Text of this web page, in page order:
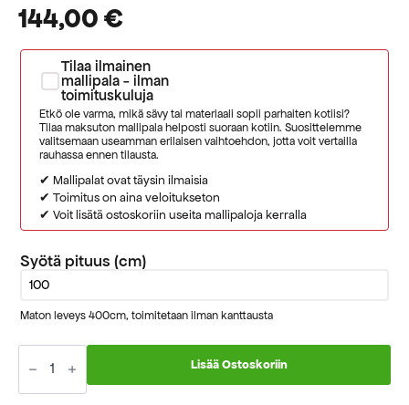
144,00€
Tilaa ilmainen
mallipala - ilman
toimituskuluja
Etkö ole varma, mikä sävy tai materiaali sopii parhaiten kotiisi?
Tilaa maksuton mallipala helposti suoraan kotiin. Suosittelemme
valitsemaan useamman erilaisen vaihtoehdon, jotta voit vertailla
rauhassa ennen tilausta.
✔ Mallipalat ovat täysin ilmaisia
✔ Toimitus on aina veloitukseton
✔ Voit lisätä ostoskoriin useita mallipaloja kerralla
Syötä pituus (cm)
Maton leveys 400cm, toimitetaan ilman kanttausta
Sintra
2665
tummanharmaa
kokolattiamatto
Lisää Ostoskoriin